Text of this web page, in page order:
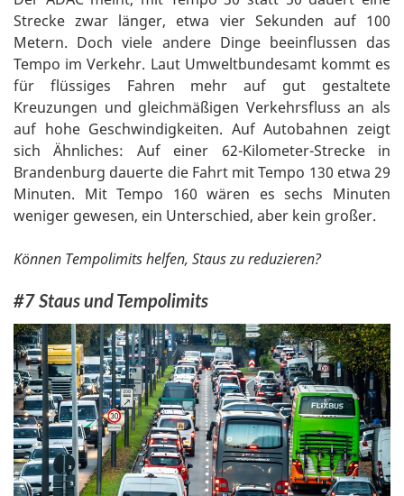
Strecke zwar länger, etwa vier Sekunden auf 100
Metern. Doch viele andere Dinge beeinflussen das
Tempo im Verkehr. Laut Umweltbundesamt kommt es
für flüssiges Fahren mehr auf gut gestaltete
Kreuzungen und gleichmäßigen Verkehrsfluss an als
auf hohe Geschwindigkeiten. Auf Autobahnen zeigt
sich Ähnliches: Auf einer 62-Kilometer-Strecke in
Brandenburg dauerte die Fahrt mit Tempo 130 etwa 29
Minuten. Mit Tempo 160 wären es sechs Minuten
weniger gewesen, ein Unterschied, aber kein großer.
Können Tempolimits helfen, Staus zu reduzieren?
#7 Staus und Tempolimits